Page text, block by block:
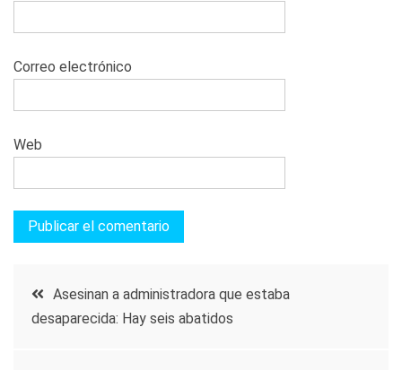
Correo electrónico
Web
Navegación
Asesinan a administradora que estaba
desaparecida: Hay seis abatidos